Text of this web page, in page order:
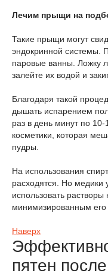
Лечим прыщи на
Такие прыщи могут
эндокринной системы.
паровые ванны. Ложку
залейте их водой и
Благодаря такой
дышать испарением
раз в день минут по
косметики, которая
пудры.
На использования
расходятся. Но медики
использовать
минимизированным его
Наверх
пятен